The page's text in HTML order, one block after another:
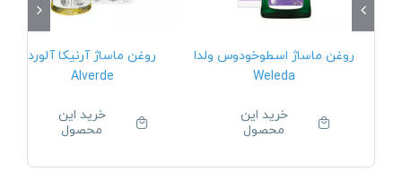
روغن ماساژ اسطوخودوس ولدا
Weleda
خرید این
محصول
روغن ماساژ آرنیکا آلورد
Alverde
خرید این
محصول